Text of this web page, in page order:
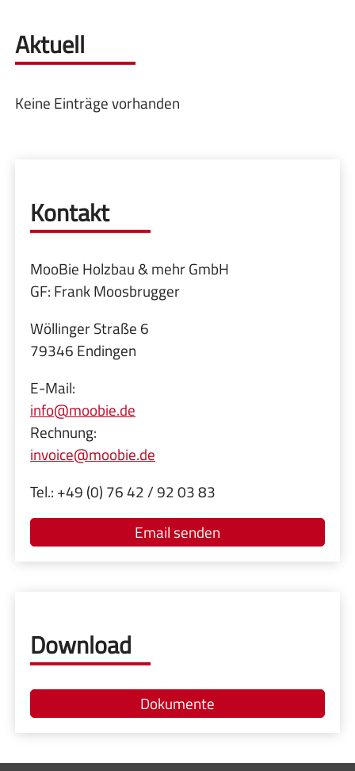
Aktuell
Keine Einträge vorhanden
Kontakt
MooBie Holzbau & mehr GmbH
GF: Frank Moosbrugger
Wöllinger Straße 6
79346 Endingen
E-Mail:
info@moobie.de
Rechnung:
invoice@moobie.de
Tel.: +49 (0) 76 42 / 92 03 83
Email senden
Download
Dokumente